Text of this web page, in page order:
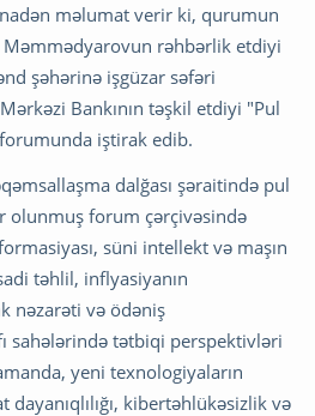
məlumat verir ki, qurumun
rəhbərlik etdiyi
şəhərinə işgüzar səfəri
Bankının təşkil etdiyi "Pul
iştirak edib.
dalğası şəraitində pul
olunmuş forum çərçivəsində
süni intellekt və maşın
təhlil, inflyasiyanın
nəzarəti və ödəniş
sahələrində tətbiqi perspektivləri
yeni texnologiyaların
kibertəhlükəsizlik və